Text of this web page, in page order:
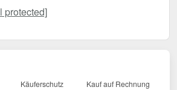
protected]
Käuferschutz Kauf auf Rechnung